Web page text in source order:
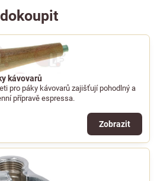
kávovarů
pro páky kávovarů zajišťují pohodlný a
přípravě espressa.
Zobrazit